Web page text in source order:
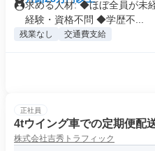
求める人材: ◆ほぼ全員が未
経験・資格不問 ◆学歴不...
残業なし 交通費支給
正社員
4tウイング車での定期便配
株式会社吉秀トラフィック